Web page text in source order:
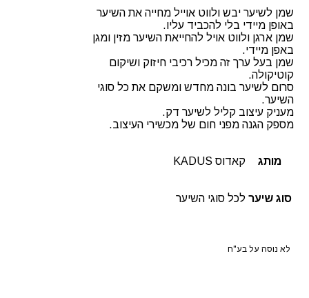
שמן לשיער יבש ולווט אוייל מחייה את השיער
באופן מיידי בלי להכביד עליו.
שמן ארגן ולווט אויל להחייאת השיער מזין ומגן
באפן מיידי.
שמן בעל ערך זה מכיל רכיבי חיזוק ושיקום
קוטיקולה.
סרום לשיער בונה מחדש ומשקם את כל סוגי
השיער.
מעניק עיצוב קליל לשיער דק.
מספק הגנה מפני חום של מכשירי העיצוב.
מותג קאדוס KADUS
סוג שיער לכל סוגי השיער
לא נוסה על בע"ח